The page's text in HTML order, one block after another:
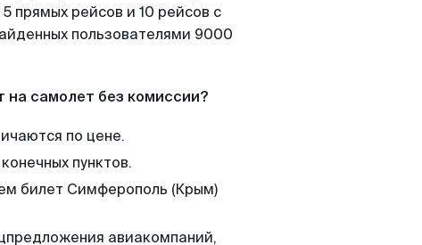
прямых рейсов и 10 рейсов с
пользователями 9000
на самолет без комиссии?
по цене.
пунктов.
билет Симферополь (Крым)
авиакомпаний,